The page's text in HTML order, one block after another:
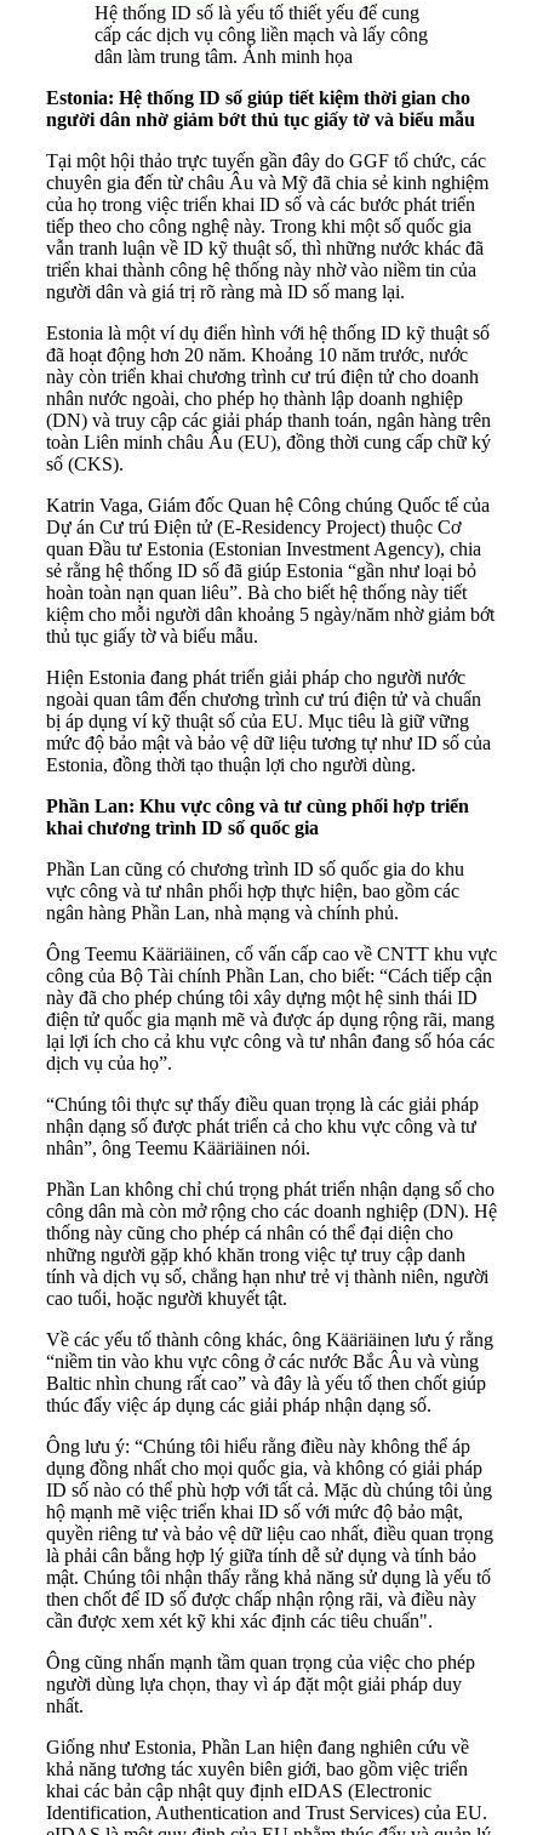
Hệ thống ID số là yếu tố thiết yếu để cung
cấp các dịch vụ công liền mạch và lấy công
dân làm trung tâm. Ảnh minh họa
Estonia: Hệ thống ID số giúp tiết kiệm thời gian cho
người dân nhờ giảm bớt thủ tục giấy tờ và biểu mẫu
Tại một hội thảo trực tuyến gần đây do GGF tổ chức, các
chuyên gia đến từ châu Âu và Mỹ đã chia sẻ kinh nghiệm
của họ trong việc triển khai ID số và các bước phát triển
tiếp theo cho công nghệ này. Trong khi một số quốc gia
vẫn tranh luận về ID kỹ thuật số, thì những nước khác đã
triển khai thành công hệ thống này nhờ vào niềm tin của
người dân và giá trị rõ ràng mà ID số mang lại.
Estonia là một ví dụ điển hình với hệ thống ID kỹ thuật số
đã hoạt động hơn 20 năm. Khoảng 10 năm trước, nước
này còn triển khai chương trình cư trú điện tử cho doanh
nhân nước ngoài, cho phép họ thành lập doanh nghiệp
(DN) và truy cập các giải pháp thanh toán, ngân hàng trên
toàn Liên minh châu Âu (EU), đồng thời cung cấp chữ ký
số (CKS).
Katrin Vaga, Giám đốc Quan hệ Công chúng Quốc tế của
Dự án Cư trú Điện tử (E-Residency Project) thuộc Cơ
quan Đầu tư Estonia (Estonian Investment Agency), chia
sẻ rằng hệ thống ID số đã giúp Estonia “gần như loại bỏ
hoàn toàn nạn quan liêu”. Bà cho biết hệ thống này tiết
kiệm cho mỗi người dân khoảng 5 ngày/năm nhờ giảm bớt
thủ tục giấy tờ và biểu mẫu.
Hiện Estonia đang phát triển giải pháp cho người nước
ngoài quan tâm đến chương trình cư trú điện tử và chuẩn
bị áp dụng ví kỹ thuật số của EU. Mục tiêu là giữ vững
mức độ bảo mật và bảo vệ dữ liệu tương tự như ID số của
Estonia, đồng thời tạo thuận lợi cho người dùng.
Phần Lan: Khu vực công và tư cùng phối hợp triển
khai chương trình ID số quốc gia
Phần Lan cũng có chương trình ID số quốc gia do khu
vực công và tư nhân phối hợp thực hiện, bao gồm các
ngân hàng Phần Lan, nhà mạng và chính phủ.
Ông Teemu Kääriäinen, cố vấn cấp cao về CNTT khu vực
công của Bộ Tài chính Phần Lan, cho biết: “Cách tiếp cận
này đã cho phép chúng tôi xây dựng một hệ sinh thái ID
điện tử quốc gia mạnh mẽ và được áp dụng rộng rãi, mang
lại lợi ích cho cả khu vực công và tư nhân đang số hóa các
dịch vụ của họ”.
“Chúng tôi thực sự thấy điều quan trọng là các giải pháp
nhận dạng số được phát triển cả cho khu vực công và tư
nhân”, ông Teemu Kääriäinen nói.
Phần Lan không chỉ chú trọng phát triển nhận dạng số cho
công dân mà còn mở rộng cho các doanh nghiệp (DN). Hệ
thống này cũng cho phép cá nhân có thể đại diện cho
những người gặp khó khăn trong việc tự truy cập danh
tính và dịch vụ số, chẳng hạn như trẻ vị thành niên, người
cao tuổi, hoặc người khuyết tật.
Về các yếu tố thành công khác, ông Kääriäinen lưu ý rằng
“niềm tin vào khu vực công ở các nước Bắc Âu và vùng
Baltic nhìn chung rất cao” và đây là yếu tố then chốt giúp
thúc đẩy việc áp dụng các giải pháp nhận dạng số.
Ông lưu ý: “Chúng tôi hiểu rằng điều này không thể áp
dụng đồng nhất cho mọi quốc gia, và không có giải pháp
ID số nào có thể phù hợp với tất cả. Mặc dù chúng tôi ủng
hộ mạnh mẽ việc triển khai ID số với mức độ bảo mật,
quyền riêng tư và bảo vệ dữ liệu cao nhất, điều quan trọng
là phải cân bằng hợp lý giữa tính dễ sử dụng và tính bảo
mật. Chúng tôi nhận thấy rằng khả năng sử dụng là yếu tố
then chốt để ID số được chấp nhận rộng rãi, và điều này
cần được xem xét kỹ khi xác định các tiêu chuẩn".
Ông cũng nhấn mạnh tầm quan trọng của việc cho phép
người dùng lựa chọn, thay vì áp đặt một giải pháp duy
nhất.
Giống như Estonia, Phần Lan hiện đang nghiên cứu về
khả năng tương tác xuyên biên giới, bao gồm việc triển
khai các bản cập nhật quy định eIDAS (Electronic
Identification, Authentication and Trust Services) của EU.